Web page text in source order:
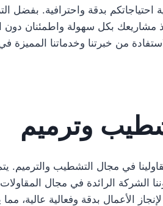
احتياجاتكم بدقة واحترافية. بفضل
مشاريعك بكل سهولة واطمئنان
من خبرتنا وخدماتنا
وترميم
في مجال التشطيب والترميم.
الشركة الرائدة في مجال
الأعمال بدقة وفعالية عالية،